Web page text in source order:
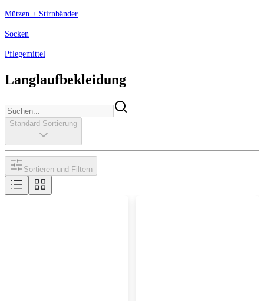
Mützen + Stirnbänder
Socken
Pflegemittel
Langlaufbekleidung
Standard Sortierung
Sortieren und Filtern